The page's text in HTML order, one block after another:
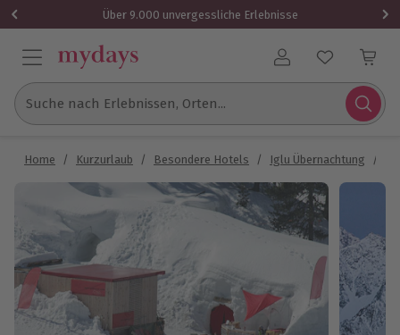
Über 9.000 unvergessliche Erlebnisse
Benutzerkonto
Suche nach Erlebnissen, Orten...
Home / Kurzurlaub / Besondere Hotels / Iglu Übernachtung /